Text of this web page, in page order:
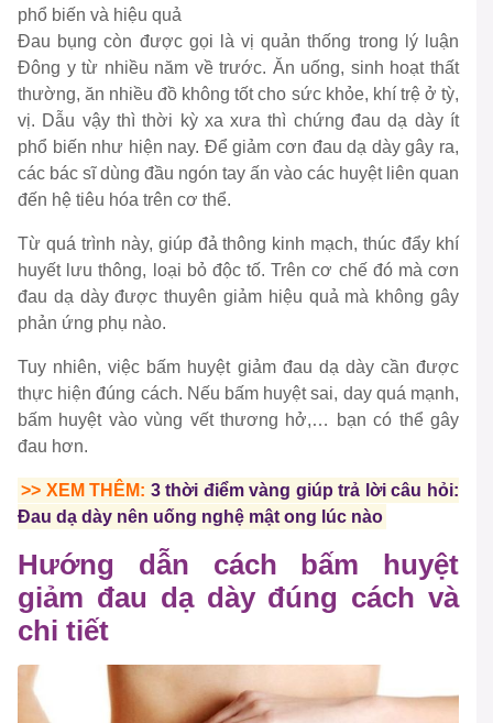
phổ biến và hiệu quả
Đau bụng còn được gọi là vị quản thống trong lý luận
Đông y từ nhiều năm về trước. Ăn uống, sinh hoạt thất
thường, ăn nhiều đồ không tốt cho sức khỏe, khí trệ ở tỳ,
vị. Dẫu vậy thì thời kỳ xa xưa thì chứng đau dạ dày ít
phổ biến như hiện nay. Để giảm cơn đau dạ dày gây ra,
các bác sĩ dùng đầu ngón tay ấn vào các huyệt liên quan
đến hệ tiêu hóa trên cơ thể.
Từ quá trình này, giúp đả thông kinh mạch, thúc đẩy khí
huyết lưu thông, loại bỏ độc tố. Trên cơ chế đó mà cơn
đau dạ dày được thuyên giảm hiệu quả mà không gây
phản ứng phụ nào.
Tuy nhiên, việc bấm huyệt giảm đau dạ dày cần được
thực hiện đúng cách. Nếu bấm huyệt sai, day quá mạnh,
bấm huyệt vào vùng vết thương hở,… bạn có thể gây
đau hơn.
>> XEM THÊM: 3 thời điểm vàng giúp trả lời câu hỏi:
Đau dạ dày nên uống nghệ mật ong lúc nào
Hướng dẫn cách bấm huyệt
giảm đau dạ dày đúng cách và
chi tiết